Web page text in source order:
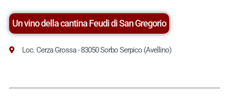
Un vino della cantina Feudi di San Gregorio
Loc. Cerza Grossa - 83050 Sorbo Serpico (Avellino)